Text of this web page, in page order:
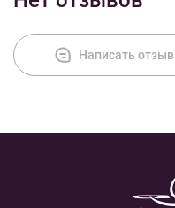
Написать отзыв